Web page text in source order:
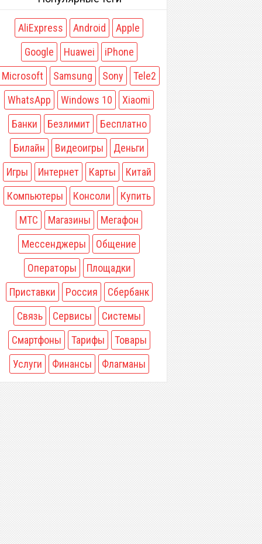
AliExpress Android
Apple
Google
Huawei
iPhone
Microsoft
Samsung Sony
Tele2
WhatsApp
Windows 10
Xiaomi
Банки
Безлимит
Бесплатно
Билайн
Видеоигры
Деньги
Игры
Интернет Карты
Китай
Компьютеры
Консоли
Купить
МТС
Магазины
Мегафон
Мессенджеры
Общение
Операторы
Площадки
Приставки
Россия
Сбербанк
Связь
Сервисы
Системы
Смартфоны
Тарифы
Товары
Услуги
Финансы Флагманы